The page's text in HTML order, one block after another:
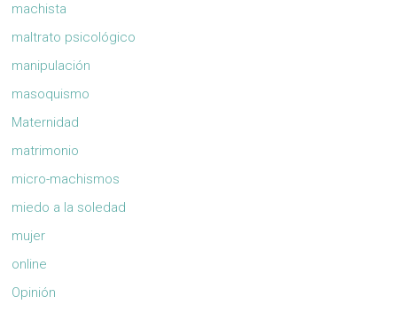
machista
maltrato psicológico
manipulación
masoquismo
Maternidad
matrimonio
micro-machismos
miedo a la soledad
mujer
online
Opinión